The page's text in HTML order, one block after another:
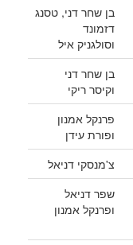
בן שחר דני, טסנג
דזמונד
וסולגניק איל
בן שחר דני
וקיסר ריקי
פרנקל אמנון
ופורת עידן
צ'מנסקי דניאל
שפר דניאל
ופרנקל אמנון